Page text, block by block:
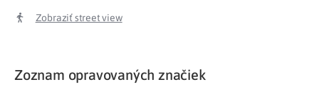
Zobraziť street view
Zoznam opravovaných značiek